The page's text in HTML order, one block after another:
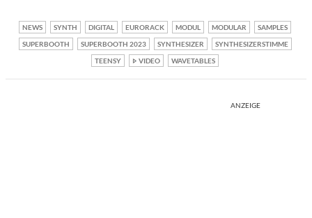
NEWS SYNTH DIGITAL EURORACK MODUL MODULAR
SAMPLES
SUPERBOOTH
SUPERBOOTH 2023 SYNTHESIZER
SYNTHESIZERSTIMME
TEENSY
VIDEO WAVETABLES
ANZEIGE